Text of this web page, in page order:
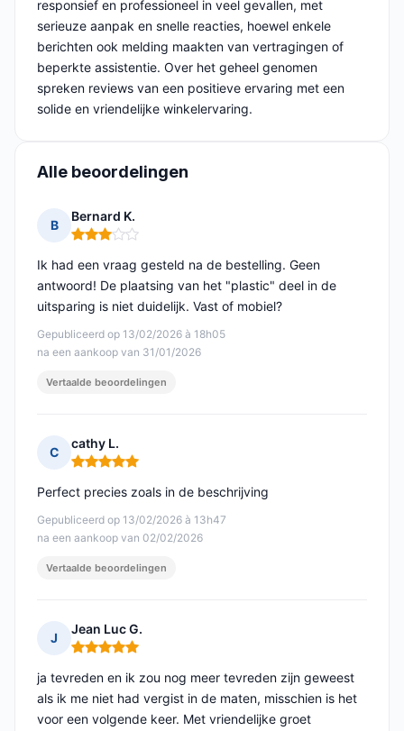
responsief en professioneel in veel gevallen, met
serieuze aanpak en snelle reacties, hoewel enkele
berichten ook melding maakten van vertragingen of
beperkte assistentie. Over het geheel genomen
spreken reviews van een positieve ervaring met een
solide en vriendelijke winkelervaring.
Alle beoordelingen
B
Bernard K.
Opmerking: 3 van 5
Gepubliceerd op 13/02/2026 à 18h05
na een aankoop van 31/01/2026
Ik had een vraag gesteld na de bestelling. Geen
antwoord! De plaatsing van het "plastic" deel in de
uitsparing is niet duidelijk. Vast of mobiel?
Vertaalde beoordelingen
C
cathy L.
Opmerking: 5 van 5
Gepubliceerd op 13/02/2026 à 13h47
na een aankoop van 02/02/2026
Perfect precies zoals in de beschrijving
Vertaalde beoordelingen
J
Jean Luc G.
Opmerking: 5 van 5
ja tevreden en ik zou nog meer tevreden zijn geweest
als ik me niet had vergist in de maten, misschien is het
voor een volgende keer. Met vriendelijke groet